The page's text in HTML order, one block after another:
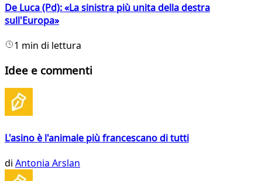
De Luca (Pd): «La sinistra più unita della destra
sull'Europa»
1 min di lettura
Idee e commenti
L'asino è l'animale più francescano di tutti
di Antonia Arslan